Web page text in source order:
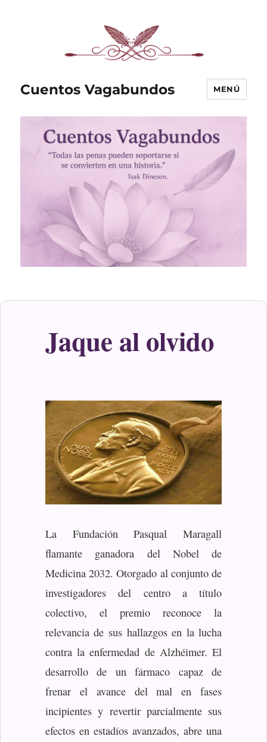
Cuentos Vagabundos MENÚ
Jaque al olvido
La Fundación Pasqual Maragall
flamante ganadora del Nobel de
Medicina 2032. Otorgado al conjunto de
investigadores del centro a título
colectivo, el premio reconoce la
relevancia de sus hallazgos en la lucha
contra la enfermedad de Alzhéimer. El
desarrollo de un fármaco capaz de
frenar el avance del mal en fases
incipientes y revertir parcialmente sus
efectos en estadíos avanzados, abre una